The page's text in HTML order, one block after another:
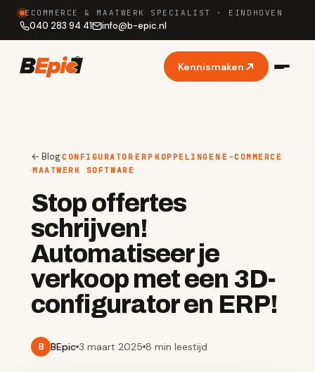
ECOMMERCE & MAATWERK SPECIALIST · EINDHOVEN
040 283 94 41 info@b-epic.nl
Kennismaken
← Blog·CONFIGURATOR·ERP·KOPPELINGEN·E-COMMERCE
·MAATWERK SOFTWARE
Stop offertes
schrijven!
Automatiseer je
verkoop met een 3D-
configurator en ERP!
B BEpic 3 maart 2025 8 min leestijd